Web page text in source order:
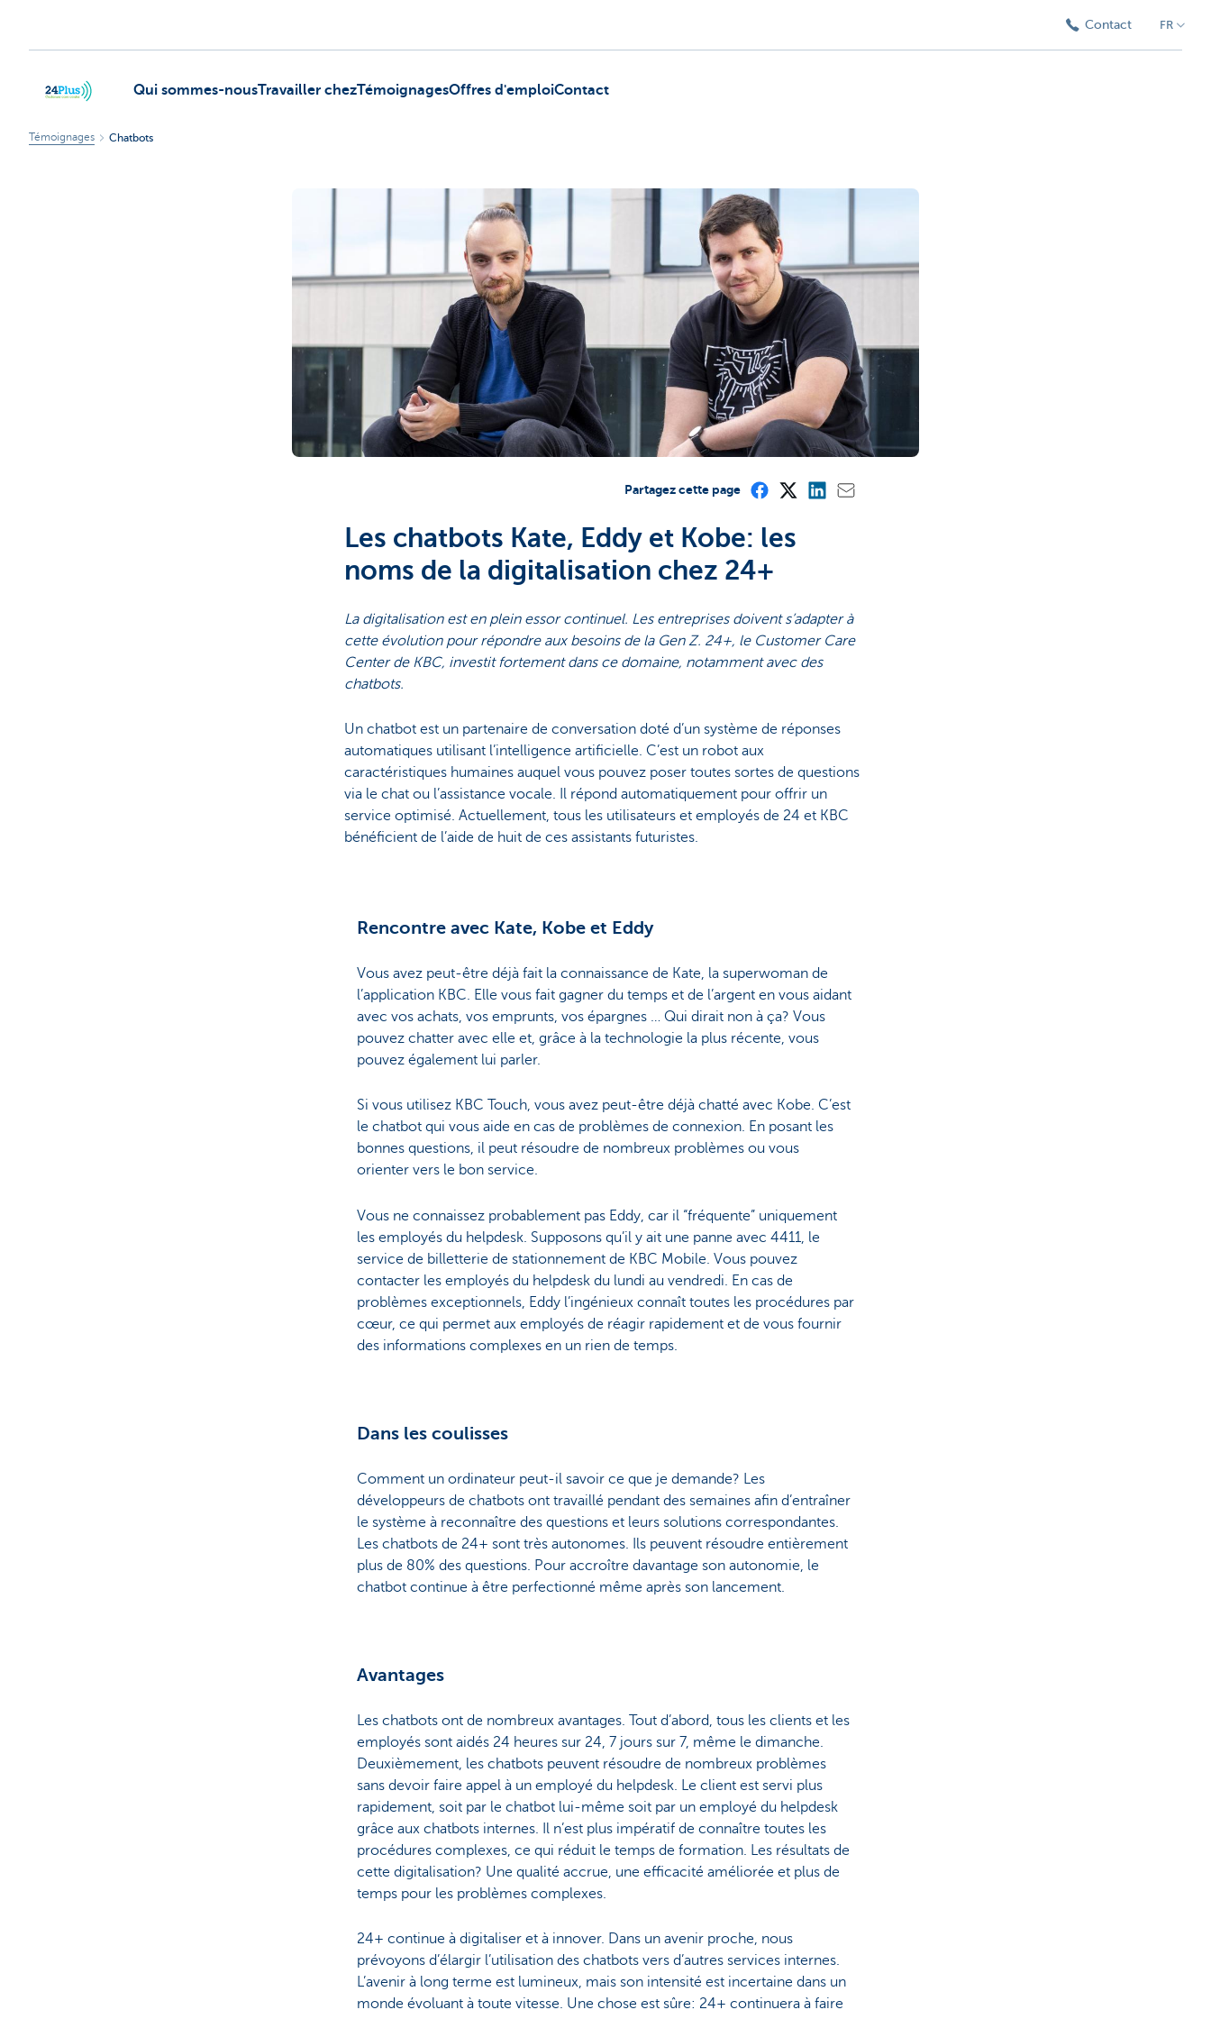
Contact FR
Qui sommes-nousTravailler chezTémoignagesOffres d'emploiContact
Témoignages Chatbots
Partagez cette page
Les chatbots Kate, Eddy et Kobe: les
noms de la digitalisation chez 24+
La digitalisation est en plein essor continuel. Les entreprises doivent s’adapter à
cette évolution pour répondre aux besoins de la Gen Z. 24+, le Customer Care
Center de KBC, investit fortement dans ce domaine, notamment avec des
chatbots.
Un chatbot est un partenaire de conversation doté d’un système de réponses
automatiques utilisant l’intelligence artificielle. C’est un robot aux
caractéristiques humaines auquel vous pouvez poser toutes sortes de questions
via le chat ou l’assistance vocale. Il répond automatiquement pour offrir un
service optimisé. Actuellement, tous les utilisateurs et employés de 24 et KBC
bénéficient de l’aide de huit de ces assistants futuristes.
Rencontre avec Kate, Kobe et Eddy
Vous avez peut-être déjà fait la connaissance de Kate, la superwoman de
l’application KBC. Elle vous fait gagner du temps et de l’argent en vous aidant
avec vos achats, vos emprunts, vos épargnes … Qui dirait non à ça? Vous
pouvez chatter avec elle et, grâce à la technologie la plus récente, vous
pouvez également lui parler.
Si vous utilisez KBC Touch, vous avez peut-être déjà chatté avec Kobe. C’est
le chatbot qui vous aide en cas de problèmes de connexion. En posant les
bonnes questions, il peut résoudre de nombreux problèmes ou vous
orienter vers le bon service.
Vous ne connaissez probablement pas Eddy, car il “fréquente” uniquement
les employés du helpdesk. Supposons qu’il y ait une panne avec 4411, le
service de billetterie de stationnement de KBC Mobile. Vous pouvez
contacter les employés du helpdesk du lundi au vendredi. En cas de
problèmes exceptionnels, Eddy l’ingénieux connaît toutes les procédures par
cœur, ce qui permet aux employés de réagir rapidement et de vous fournir
des informations complexes en un rien de temps.
Dans les coulisses
Comment un ordinateur peut-il savoir ce que je demande? Les
développeurs de chatbots ont travaillé pendant des semaines afin d’entraîner
le système à reconnaître des questions et leurs solutions correspondantes.
Les chatbots de 24+ sont très autonomes. Ils peuvent résoudre entièrement
plus de 80% des questions. Pour accroître davantage son autonomie, le
chatbot continue à être perfectionné même après son lancement.
Avantages
Les chatbots ont de nombreux avantages. Tout d’abord, tous les clients et les
employés sont aidés 24 heures sur 24, 7 jours sur 7, même le dimanche.
Deuxièmement, les chatbots peuvent résoudre de nombreux problèmes
sans devoir faire appel à un employé du helpdesk. Le client est servi plus
rapidement, soit par le chatbot lui-même soit par un employé du helpdesk
grâce aux chatbots internes. Il n’est plus impératif de connaître toutes les
procédures complexes, ce qui réduit le temps de formation. Les résultats de
cette digitalisation? Une qualité accrue, une efficacité améliorée et plus de
temps pour les problèmes complexes.
24+ continue à digitaliser et à innover. Dans un avenir proche, nous
prévoyons d’élargir l’utilisation des chatbots vers d’autres services internes.
L’avenir à long terme est lumineux, mais son intensité est incertaine dans un
monde évoluant à toute vitesse. Une chose est sûre: 24+ continuera à faire